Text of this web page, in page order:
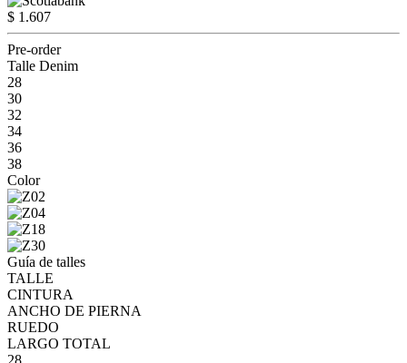
$ 1.607
Pre-order
Talle Denim
28
30
32
34
36
38
Color
Guía de talles
TALLE
CINTURA
ANCHO DE PIERNA
RUEDO
LARGO TOTAL
28